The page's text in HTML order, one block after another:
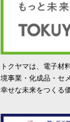
トクヤマは、電子材
境事業・化成品・セ
幸せな未来をつくる